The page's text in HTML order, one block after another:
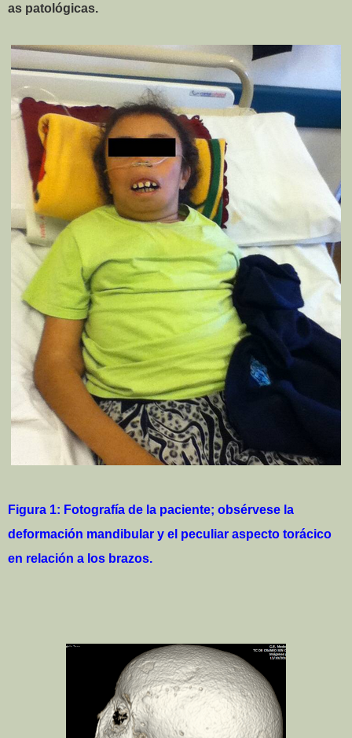
as patológicas.
Figura 1: Fotografía de la paciente; obsérvese la
deformación mandibular y el peculiar aspecto torácico
en relación a los brazos.